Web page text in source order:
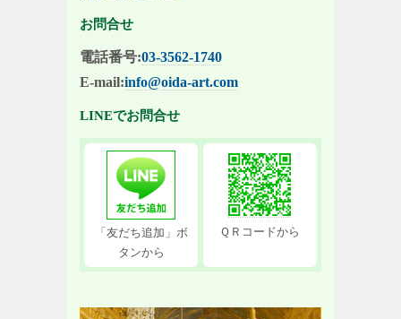
お問合せ
電話番号:03-3562-1740
E-mail:info@oida-art.com
LINEでお問合せ
「友だち追加」ボ
タンから
ＱＲコードから